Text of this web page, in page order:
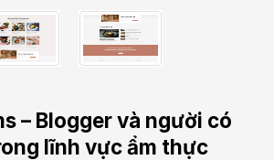
– Blogger và người có
lĩnh vực ẩm thực